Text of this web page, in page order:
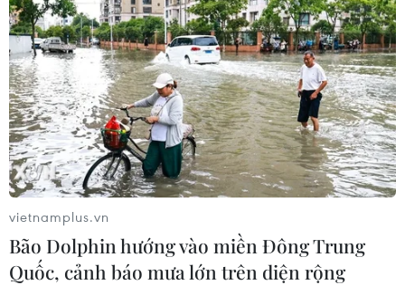
vietnamplus.vn
Bão Dolphin hướng vào miền Đông Trung
Quốc, cảnh báo mưa lớn trên diện rộng